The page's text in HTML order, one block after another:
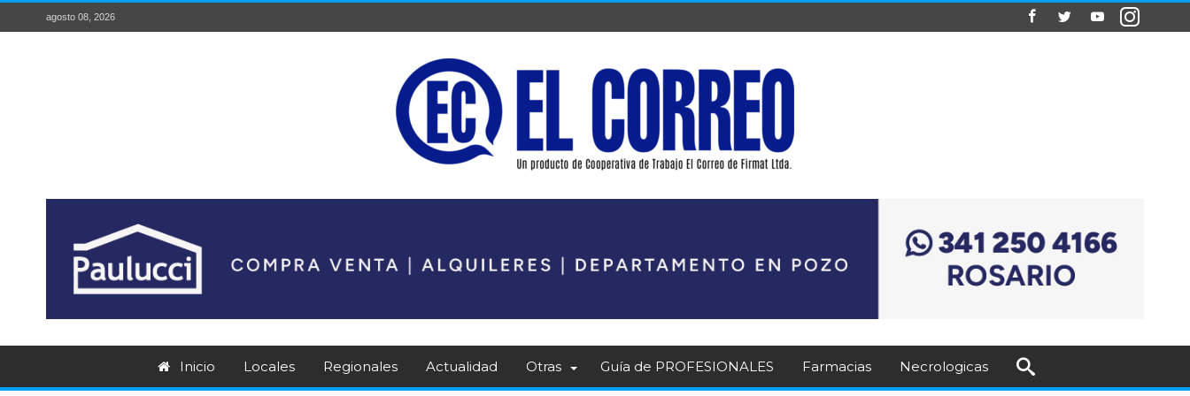
agosto 08, 2026
Inicio Locales Regionales Actualidad Otras Guía de PROFESIONALES Farmacias Necrologicas